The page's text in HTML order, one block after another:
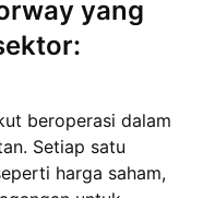
beroperasi dalam
Setiap satu
harga saham,